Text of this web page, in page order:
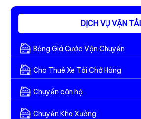
DỊCH VỤ VẬN TẢI
Bảng Giá Cước Vận Chuyển
Cho Thuê Xe Tải Chở Hàng
Chuyển căn hộ
Chuyển Kho Xưởng